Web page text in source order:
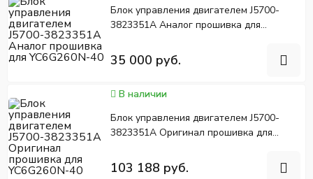
Блок управления двигателем J5700-
3823351A Аналог прошивка для
35 000 руб.
В наличии
Блок управления двигателем J5700-
3823351A Оригинал прошивка для
103 188 руб.